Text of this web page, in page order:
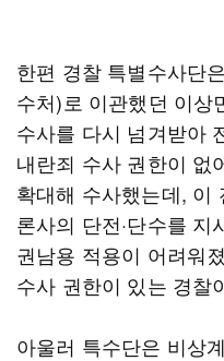
한편 경찰 특별수사단
수처)로 이관했던 이상
수사를 다시 넘겨받아
내란죄 수사 권한이 없
확대해 수사했는데, 이
론사의 단전·단수를
권남용 적용이 어려워
수사 권한이 있는 경찰
아울러 특수단은 비상